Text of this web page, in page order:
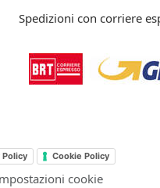
Spedizioni con corriere
Policy Cookie Policy
cookie